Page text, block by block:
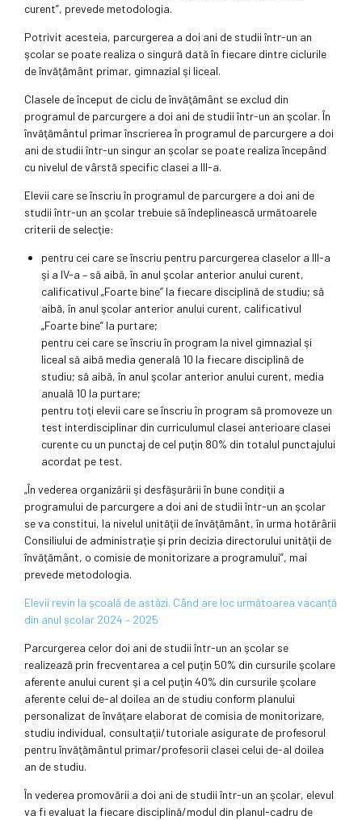
curent”, prevede metodologia.
Potrivit acesteia, parcurgerea a doi ani de studii într-un an
şcolar se poate realiza o singură dată în fiecare dintre ciclurile
de învăţământ primar, gimnazial şi liceal.
Clasele de început de ciclu de învăţământ se exclud din
programul de parcurgere a doi ani de studii într-un an şcolar. În
învăţământul primar înscrierea în programul de parcurgere a doi
ani de studii într-un singur an şcolar se poate realiza începând
cu nivelul de vârstă specific clasei a III-a.
Elevii care se înscriu în programul de parcurgere a doi ani de
studii într-un an şcolar trebuie să îndeplinească următoarele
criterii de selecţie:
pentru cei care se înscriu pentru parcurgerea claselor a III-a
şi a IV-a – să aibă, în anul şcolar anterior anului curent,
calificativul „Foarte bine” la fiecare disciplină de studiu; să
aibă, în anul şcolar anterior anului curent, calificativul
„Foarte bine” la purtare;
pentru cei care se înscriu în program la nivel gimnazial şi
liceal să aibă media generală 10 la fiecare disciplină de
studiu; să aibă, în anul şcolar anterior anului curent, media
anuală 10 la purtare;
pentru toţi elevii care se înscriu în program să promoveze un
test interdisciplinar din curriculumul clasei anterioare clasei
curente cu un punctaj de cel puţin 80% din totalul punctajului
acordat pe test.
„În vederea organizării şi desfăşurării în bune condiţii a
programului de parcurgere a doi ani de studii într-un an şcolar
se va constitui, la nivelul unităţii de învăţământ, în urma hotărârii
Consiliului de administraţie şi prin decizia directorului unităţii de
învăţământ, o comisie de monitorizare a programului”, mai
prevede metodologia.
Elevii revin la școală de astăzi. Când are loc următoarea vacanță
din anul școlar 2024 – 2025
Parcurgerea celor doi ani de studii într-un an şcolar se
realizează prin frecventarea a cel puţin 50% din cursurile şcolare
aferente anului curent şi a cel puţin 40% din cursurile şcolare
aferente celui de-al doilea an de studiu conform planului
personalizat de învăţare elaborat de comisia de monitorizare,
studiu individual, consultaţii/tutoriale asigurate de profesorul
pentru învăţământul primar/profesorii clasei celui de-al doilea
an de studiu.
În vederea promovării a doi ani de studii într-un an şcolar, elevul
va fi evaluat la fiecare disciplină/modul din planul-cadru de